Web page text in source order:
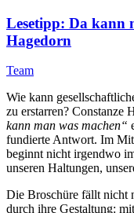
Lesetipp: Da kann
Hagedorn
Team
Wie kann
zu erstarren? Constanze
kann man was machen“
fundierte Antwort. Im
beginnt nicht irgendwo
unseren Haltungen,
Die Broschüre fällt nicht
durch ihre Gestaltung: